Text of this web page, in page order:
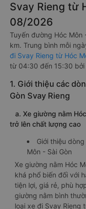
Svay Rieng từ
08/2026
Tuyến đường Hóc Môn
km. Trung bình mỗi
đi Svay Rieng từ Hóc
từ 04:30 đến 15:30 bởi
1. Giới thiệu các
Gòn Svay Rieng
a. Xe giường nằm
trở lên chất lượng cao
Giới thiệu
Môn - Sài Gòn
Xe giường nằm Hóc
khá phổ biến đối với
tiện lợi, giá rẻ, phù
giường nằm bình
loại xe đi Svay Rieng